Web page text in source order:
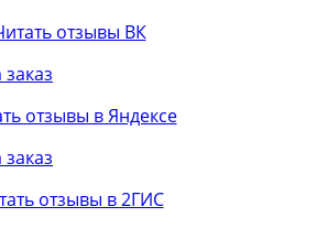
отзывы ВК
отзывы в Яндексе
отзывы в 2ГИС